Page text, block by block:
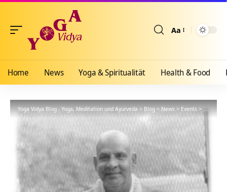
Aa
Home News Yoga & Spiritualität Health & Food
Yoga Vidya Blog - Yoga, Meditation und Ayurveda > Blog > News > Events >